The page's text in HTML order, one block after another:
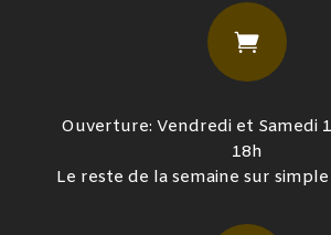

Ouverture: Vendredi et Samedi
18h
Le reste de la semaine sur